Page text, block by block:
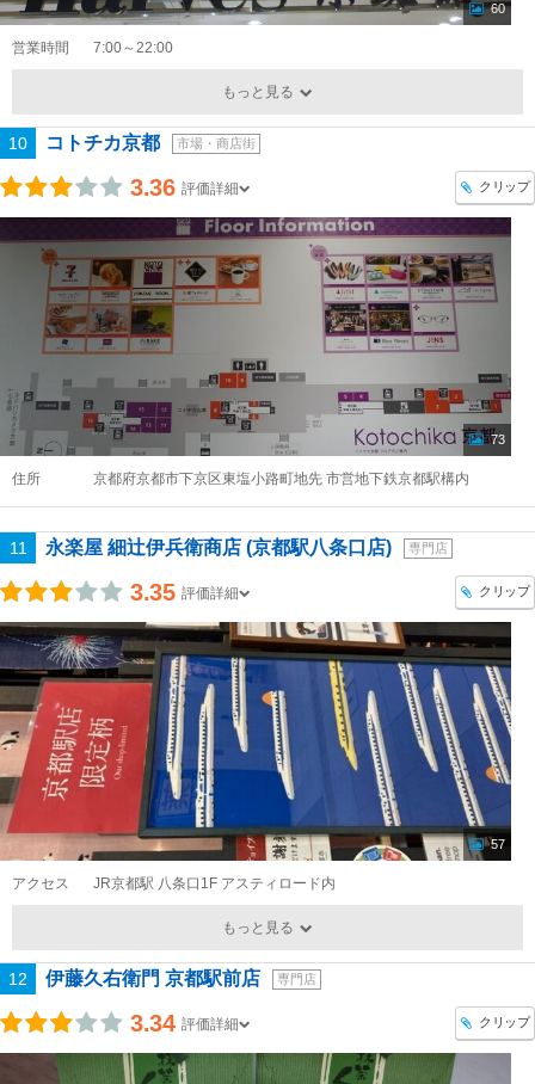
60
営業時間 7:00～22:00
もっと見る
10 コトチカ京都 市場・商店街
3.36 評価詳細 クリップ
73
住所 京都府京都市下京区東塩小路町地先 市営地下鉄京都駅構内
11 永楽屋 細辻伊兵衛商店 (京都駅八条口店) 専門店
3.35 評価詳細 クリップ
57
アクセス JR京都駅 八条口1F アスティロード内
もっと見る
12 伊藤久右衛門 京都駅前店 専門店
3.34 評価詳細 クリップ